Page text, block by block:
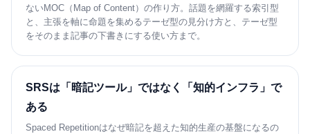
ないMOC（Map of Content）の作り方。話題を網羅する索引型
と、主張を軸に命題を集めるテーゼ型の見分け方と、テーゼ型
をそのまま記事の下書きにする使い方まで。
SRSは「暗記ツール」ではなく「知的インフラ」で
ある
Spaced Repetitionはなぜ暗記を超えた知的生産の基盤になるの